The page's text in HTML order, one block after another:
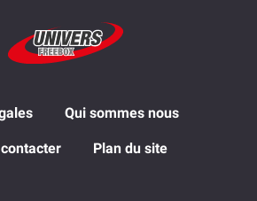
Qui sommes nous
Plan du site